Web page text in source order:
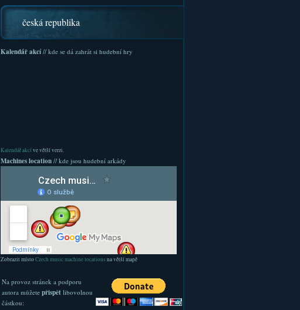
česká republika
Kalendář akcí// kde se dá zahrát si hudební hry
Kalendář akcíve větší verzi.
Machines location// kde jsou hudební arkády
Zobrazit místoCzech music machine locations na větší mapě
Na provoz stránek a podporu
autora můžete přispětlibovolnou
částkou: